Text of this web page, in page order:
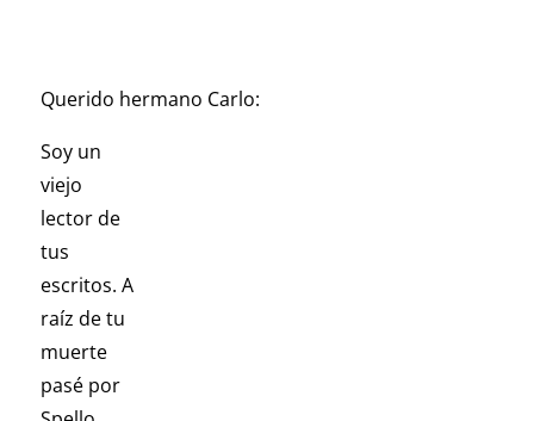
Querido hermano Carlo:
Soy un
viejo
lector de
tus
escritos. A
raíz de tu
muerte
pasé por